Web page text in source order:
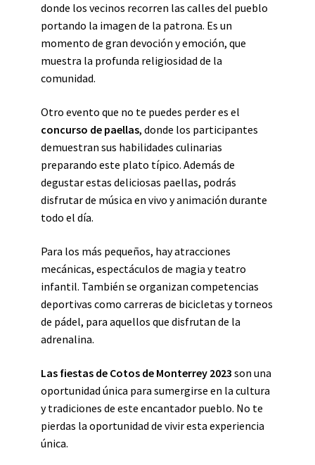
donde los vecinos recorren las calles del pueblo
portando la imagen de la patrona. Es un
momento de gran devoción y emoción, que
muestra la profunda religiosidad de la
comunidad.
Otro evento que no te puedes perder es el
concurso de paellas, donde los participantes
demuestran sus habilidades culinarias
preparando este plato típico. Además de
degustar estas deliciosas paellas, podrás
disfrutar de música en vivo y animación durante
todo el día.
Para los más pequeños, hay atracciones
mecánicas, espectáculos de magia y teatro
infantil. También se organizan competencias
deportivas como carreras de bicicletas y torneos
de pádel, para aquellos que disfrutan de la
adrenalina.
Las fiestas de Cotos de Monterrey 2023 son una
oportunidad única para sumergirse en la cultura
y tradiciones de este encantador pueblo. No te
pierdas la oportunidad de vivir esta experiencia
única.